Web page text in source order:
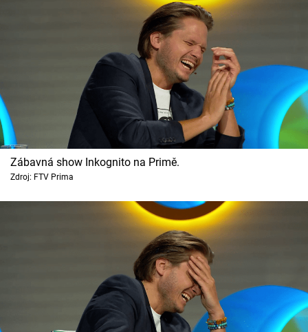
Zábavná show Inkognito na Primě.
Zdroj: FTV Prima